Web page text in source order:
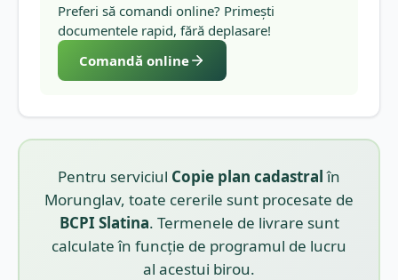
Preferi să comandi online? Primești
documentele rapid, fără deplasare!
Comandă online
Pentru serviciul Copie plan cadastralîn
Morunglav, toate cererile sunt procesate de
BCPI Slatina. Termenele de livrare sunt
calculate în funcție de programul de lucru
al acestui birou.